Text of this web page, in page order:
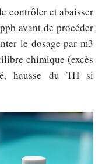
contrôler et abaisser
avant de procéder
le dosage par m3
chimique (excès
hausse du TH si